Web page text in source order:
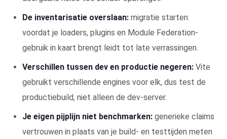
De inventarisatie overslaan: migratie starten
voordat je loaders, plugins en Module Federation-
gebruik in kaart brengt leidt tot late verrassingen.
Verschillen tussen dev en productie negeren: Vite
gebruikt verschillende engines voor elk, dus test de
productiebuild, niet alleen de dev-server.
Je eigen pijplijn niet benchmarken: generieke claims
vertrouwen in plaats van je build- en testtijden meten